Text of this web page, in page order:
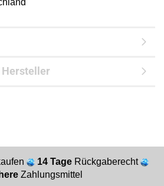
14 Tage Rückgaberecht
Zahlungsmittel